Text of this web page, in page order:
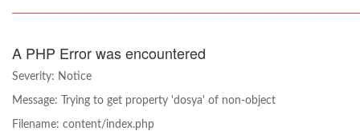
A PHP Error was encountered
Severity: Notice
Message: Trying to get property 'dosya' of non-object
Filename: content/index.php